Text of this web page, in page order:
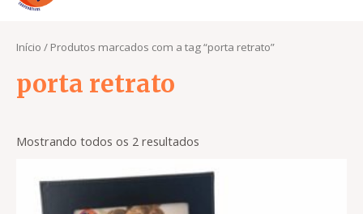
Início / Produtos marcados com a tag “porta retrato”
porta retrato
Mostrando todos os 2 resultados